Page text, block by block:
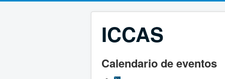
ICCAS
Calendario de eventos